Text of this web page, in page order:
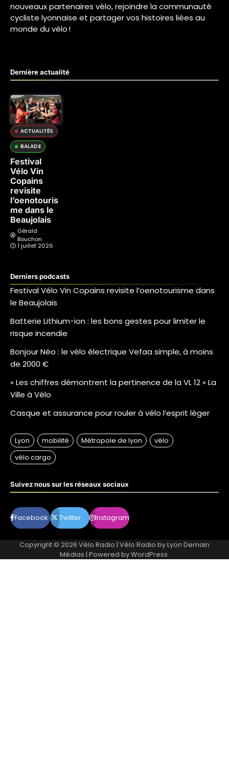
nouveaux partenaires vélo, rejoindre la communauté
cycliste lyonnaise et partager vos histoires liées au
monde du vélo !
Dernière actualité
ACTUALITÉS
BALADE
Festival
Vélo Vin
Copains
revisite
l’oenotouris
me dans le
Beaujolais
Gérald
Bouchon
1 juillet 2026
Derniers podcasts
Festival Vélo Vin Copains revisite l’oenotourisme dans
le Beaujolais
Batterie Lithium-ion : les bons gestes pour limiter le
risque incendie
Bonjour Néo : le vélo électrique Vefaa simple, à moins
de 2000 €
« Les chiffres démontrent la pertinence de la VL 12 » La
Ville à Vélo
Casque et assurance pour rouler à vélo l’esprit léger
Suivez nous sur les réseaux sociaux
Facebook Twitter Instagram
Copyright © 2026 Vélo Radio | Vélo Radio byLyon Demain
Médias | Powered byWordPress.